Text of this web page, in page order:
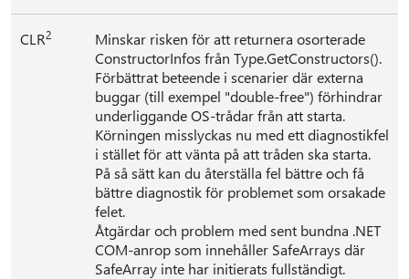
CLR2
Minskar risken för att returnera osorterade
ConstructorInfos från Type.GetConstructors().
Förbättrat beteende i scenarier där externa
buggar (till exempel "double-free") förhindrar
underliggande OS-trådar från att starta.
Körningen misslyckas nu med ett diagnostikfel
i stället för att vänta på att tråden ska starta.
På så sätt kan du återställa fel bättre och få
bättre diagnostik för problemet som orsakade
felet.
Åtgärdar och problem med sent bundna .NET
COM-anrop som innehåller SafeArrays där
SafeArray inte har initierats fullständigt.